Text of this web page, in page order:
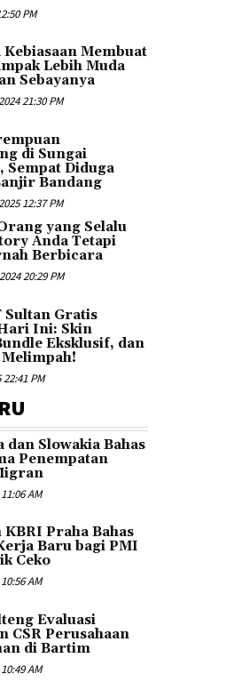
PM
Kebiasaan Membuat
Lebih Muda
Sebayanya
21:30 PM
di Sungai
Sempat Diduga
Bandang
12:37 PM
yang Selalu
Anda Tetapi
Berbicara
20:29 PM
Sultan Gratis
Ini: Skin
Eksklusif, dan
PM
dan Slowakia Bahas
Penempatan
AM
KBRI Praha Bahas
Baru bagi PMI
Ceko
AM
Evaluasi
CSR Perusahaan
di Bartim
AM